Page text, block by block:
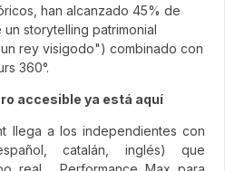
han alcanzado 45% de
storytelling patrimonial
rey visigodo") combinado con
360°.
accesible ya está aquí
llega a los independientes con
catalán, inglés) que